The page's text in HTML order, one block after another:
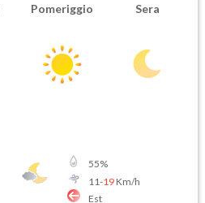
Pomeriggio Sera
55%
11-19Km/h
Est